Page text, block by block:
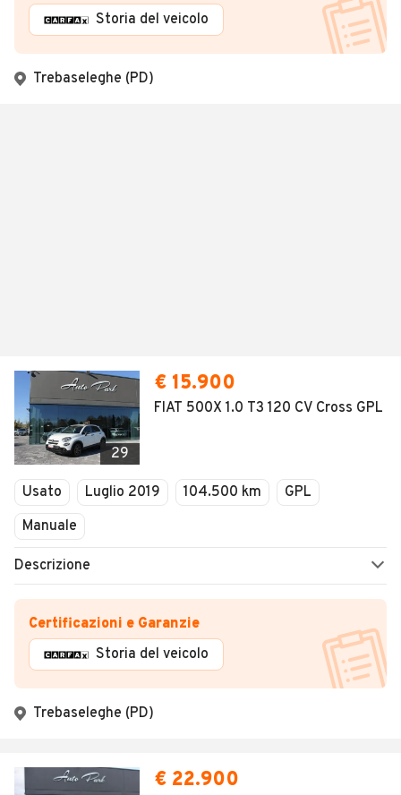
Storia del veicolo
Trebaseleghe (PD)
29
€ 15.900
FIAT 500X 1.0 T3 120 CV Cross GPL
Usato Luglio 2019 104.500 km
GPL
Manuale
Descrizione
Certificazioni e Garanzie
Storia del veicolo
Trebaseleghe (PD)
€ 22.900